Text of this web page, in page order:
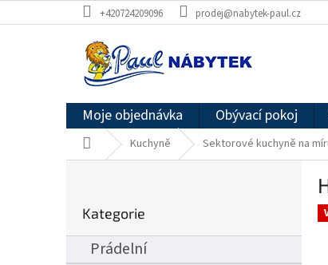
na
+420724209096 prodej@nabytek-paul.cz
Moje objednávka Obývací pokoj
Domů Kuchyně Sektorové kuchyně na
r
kategorie
Kategorie
Prádelní